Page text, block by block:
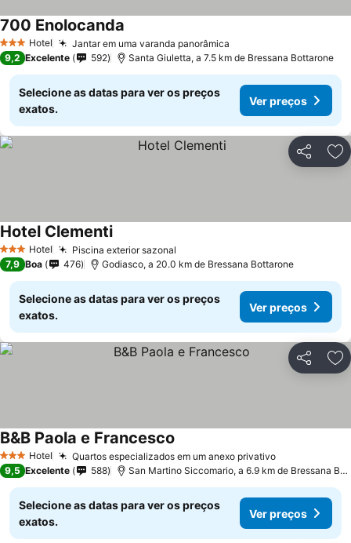
3 EstrelasHotel Jantar em uma varanda panorâmica
700 Enolocanda
9,2 Excelente 592 Santa Giuletta, a 7.5 km de Bressana Bottarone
Selecione as datas para ver os preços
exatos.
Ver preços
Partilhar
3 EstrelasHotel Piscina exterior sazonal
Hotel Clementi
7,9 Boa 476 Godiasco, a 20.0 km de Bressana Bottarone
Selecione as datas para ver os preços
exatos.
Ver preços
Partilhar
3 EstrelasHotel Quartos especializados em um anexo privativo
B&B Paola e Francesco
9,5 Excelente 588 San Martino Siccomario, a 6.9 km de Bressana Bottarone
Selecione as datas para ver os preços
exatos.
Ver preços